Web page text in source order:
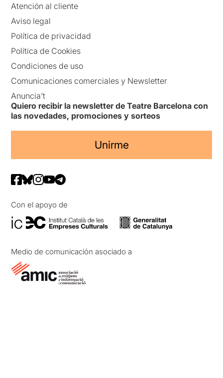
Atención al cliente
Aviso legal
Política de privacidad
Política de Cookies
Condiciones de uso
Comunicaciones comerciales y Newsletter
Anuncia’t
Quiero recibir la newsletter de Teatre Barcelona con
las novedades, promociones y sorteos
Unirme
Con el apoyo de
Medio de comunicación asociado a